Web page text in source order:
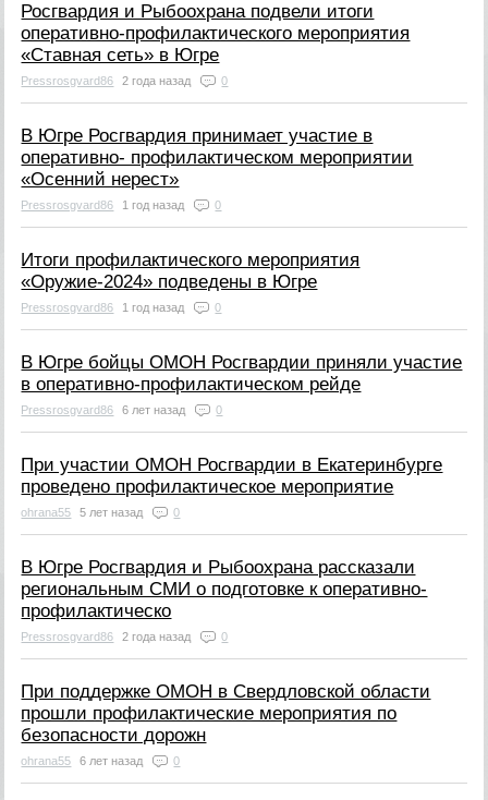
Росгвардия и Рыбоохрана подвели итоги
оперативно-профилактического мероприятия
«Ставная сеть» в Югре
Pressrosgvard86 2 года назад 0
В Югре Росгвардия принимает участие в
оперативно- профилактическом мероприятии
«Осенний нерест»
Pressrosgvard86 1 год назад 0
Итоги профилактического мероприятия
«Оружие-2024» подведены в Югре
Pressrosgvard86 1 год назад 0
В Югре бойцы ОМОН Росгвардии приняли участие
в оперативно-профилактическом рейде
Pressrosgvard86 6 лет назад 0
При участии ОМОН Росгвардии в Екатеринбурге
проведено профилактическое мероприятие
ohrana55 5 лет назад 0
В Югре Росгвардия и Рыбоохрана рассказали
региональным СМИ о подготовке к оперативно-
профилактическо
Pressrosgvard86 2 года назад 0
При поддержке ОМОН в Свердловской области
прошли профилактические мероприятия по
безопасности дорожн
ohrana55 6 лет назад 0